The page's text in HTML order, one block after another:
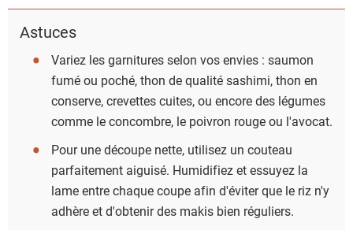
Astuces
Variez les garnitures selon vos envies : saumon
fumé ou poché, thon de qualité sashimi, thon en
conserve, crevettes cuites, ou encore des légumes
comme le concombre, le poivron rouge ou l'avocat.
Pour une découpe nette, utilisez un couteau
parfaitement aiguisé. Humidifiez et essuyez la
lame entre chaque coupe afin d'éviter que le riz n'y
adhère et d'obtenir des makis bien réguliers.